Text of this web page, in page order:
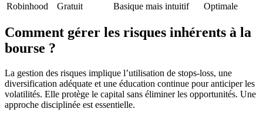
Robinhood
Gratuit Basique mais intuitif Optimale
Comment gérer les risques inhérents à la
bourse ?
La gestion des risques implique l’utilisation de stops-loss, une
diversification adéquate et une éducation continue pour anticiper les
volatilités. Elle protège le capital sans éliminer les opportunités. Une
approche disciplinée est essentielle.